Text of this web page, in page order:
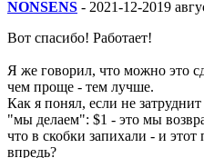
NONSENS - 2021-12-2019
Вот спасибо! Работает!
Я же говорил, что можно это
чем проще - тем лучше.
Как я понял, если не
"мы делаем": $1 - это мы
что в скобки запихали - и
впредь?